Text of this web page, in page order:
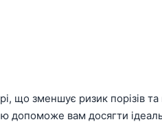
що зменшує ризик порізів
вам досягти